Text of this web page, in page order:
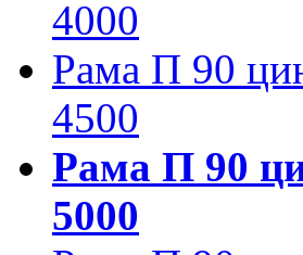
4000
Рама П 90
4500
Рама П 90
5000